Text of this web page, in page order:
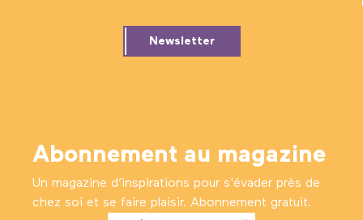
Newsletter
Abonnement au magazine
Un magazine d’inspirations pour s'évader près de
chez soi et se faire plaisir. Abonnement gratuit.